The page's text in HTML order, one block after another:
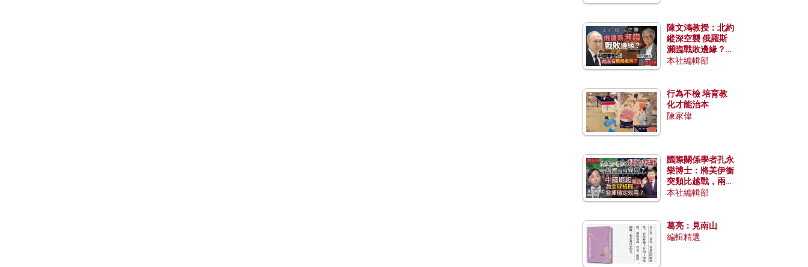
陳文鴻教授：北約
縱深空襲 俄羅斯
瀕臨戰敗邊緣？中
國零部件能左右戰
本社編輯部
行為不檢 培育教
化才能治本
陳家偉
國際關係學者孔永
樂博士：將美伊衝
突類比越戰，兩者
有何異同？中國崛
本社編輯部
葛亮：見南山
編輯精選